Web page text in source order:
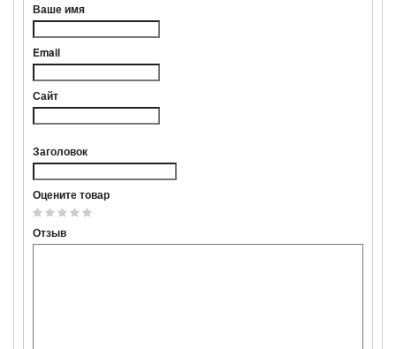
Ваше имя
Email
Сайт
Заголовок
Оцените товар
Отзыв